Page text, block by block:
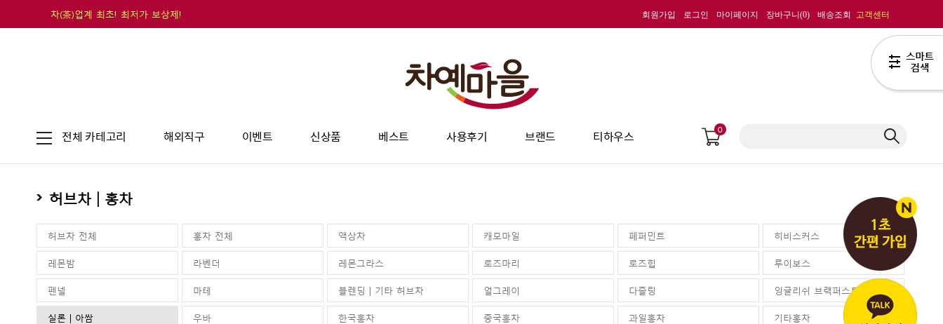
차(茶)업계 최초! 최저가 보상제! 회원가입 로그인 마이페이지 장바구니(0) 배송조회 고객센터
전체 카테고리 해외직구 이벤트 신상품 베스트 사용후기 브랜드 티하우스 0
허브차 | 홍차
허브차 전체 홍차 전체 액상차 캐모마일 페퍼민트 히비스커스
레몬밤 라벤더 레몬그라스 로즈마리 로즈힙 루이보스
펜넬 마테 블렌딩 | 기타 허브차 얼그레이 다즐링 잉글리쉬 브랙퍼스트
실론 | 아쌈 우바 한국홍차 중국홍차 과일홍차 기타홍차